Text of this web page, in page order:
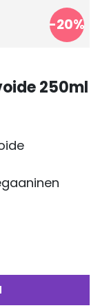
-20%
250ml